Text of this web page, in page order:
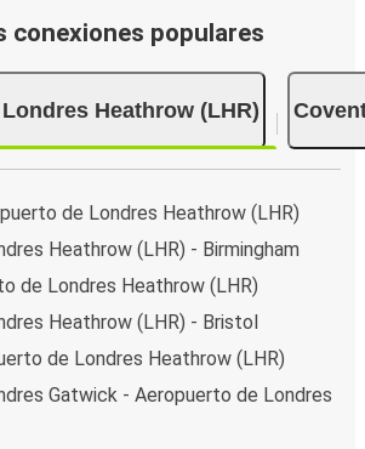
conexiones populares
Heathrow (LHR)
de Londres Heathrow (LHR)
Heathrow (LHR) - Birmingham
de Londres Heathrow (LHR)
Heathrow (LHR) - Bristol
de Londres Heathrow (LHR)
Gatwick - Aeropuerto de Londres